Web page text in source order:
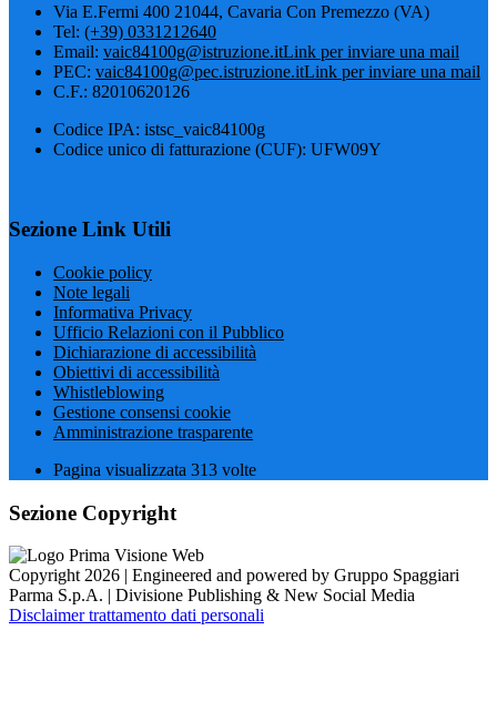
Via E.Fermi 400 21044, Cavaria Con Premezzo (VA)
Tel: (+39) 0331212640
Email: vaic84100g@istruzione.itLink per inviare una mail
PEC: vaic84100g@pec.istruzione.itLink per inviare una mail
C.F.: 82010620126
Codice IPA: istsc_vaic84100g
Codice unico di fatturazione (CUF): UFW09Y
Sezione Link Utili
Cookie policy
Note legali
Informativa Privacy
Ufficio Relazioni con il Pubblico
Dichiarazione di accessibilità
Obiettivi di accessibilità
Whistleblowing
Gestione consensi cookie
Amministrazione trasparente
Pagina visualizzata 313 volte
Sezione Copyright
Copyright 2026 | Engineered and powered by Gruppo Spaggiari
Parma S.p.A. | Divisione Publishing & New Social Media
Disclaimer trattamento dati personali